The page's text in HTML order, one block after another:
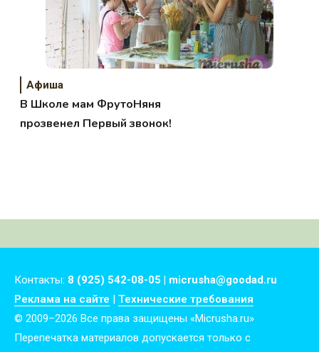
Афиша
В Школе мам ФрутоНяня
прозвенел Первый звонок!
Контакты: 8 (925) 542-08-05 | micrusha@goodad.ru
Реклама на сайте | Технические требования
© 2009–2026 Все права защищены «Micrusha.ru»
Перепечатка материалов допускается только с